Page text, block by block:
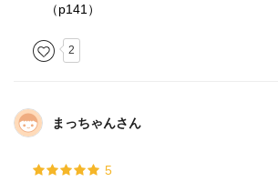
（p141）
2
まっちゃんさん
5